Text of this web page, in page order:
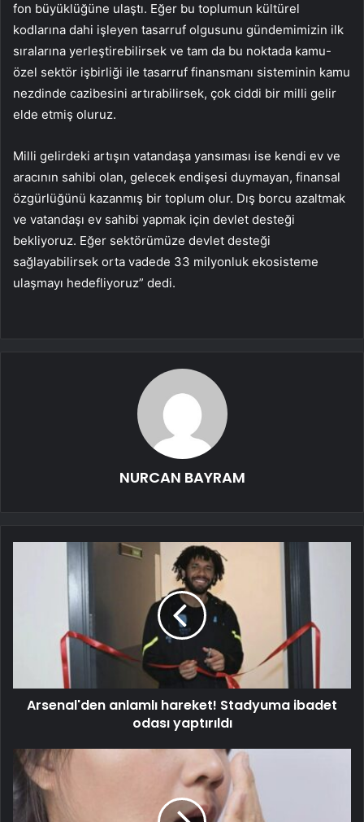
fon büyüklüğüne ulaştı. Eğer bu toplumun kültürel
kodlarına dahi işleyen tasarruf olgusunu gündemimizin ilk
sıralarına yerleştirebilirsek ve tam da bu noktada kamu-
özel sektör işbirliği ile tasarruf finansmanı sisteminin kamu
nezdinde cazibesini artırabilirsek, çok ciddi bir milli gelir
elde etmiş oluruz.
Milli gelirdeki artışın vatandaşa yansıması ise kendi ev ve
aracının sahibi olan, gelecek endişesi duymayan, finansal
özgürlüğünü kazanmış bir toplum olur. Dış borcu azaltmak
ve vatandaşı ev sahibi yapmak için devlet desteği
bekliyoruz. Eğer sektörümüze devlet desteği
sağlayabilirsek orta vadede 33 milyonluk ekosisteme
ulaşmayı hedefliyoruz” dedi.
NURCAN BAYRAM
Arsenal'den anlamlı hareket! Stadyuma ibadet
odası yaptırıldı